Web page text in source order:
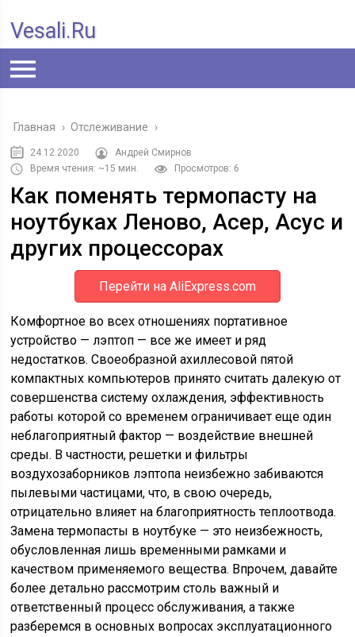
Vesali.ru
Главная › Отслеживание ›
24.12.2020
Андрей Смирнов
Время чтения: ~15 мин.
Просмотров: 6
Как поменять термопасту на
ноутбуках Леново, Асер, Асус и
других процессорах
Перейти на AliExpress.com
Комфортное во всех отношениях портативное
устройство — лэптоп — все же имеет и ряд
недостатков. Своеобразной ахиллесовой пятой
компактных компьютеров принято считать далекую от
совершенства систему охлаждения, эффективность
работы которой со временем ограничивает еще один
неблагоприятный фактор — воздействие внешней
среды. В частности, решетки и фильтры
воздухозаборников лэптопа неизбежно забиваются
пылевыми частицами, что, в свою очередь,
отрицательно влияет на благоприятность теплоотвода.
Замена термопасты в ноутбуке — это неизбежность,
обусловленная лишь временными рамками и
качеством применяемого вещества. Впрочем, давайте
более детально рассмотрим столь важный и
ответственный процесс обслуживания, а также
разберемся в основных вопросах эксплуатационного